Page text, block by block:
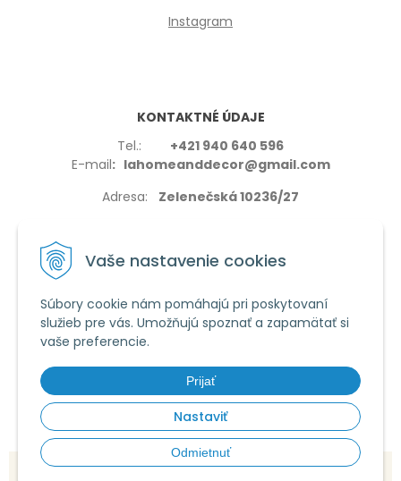
Vaše nastavenie cookies
Súbory cookie nám pomáhajú pri poskytovaní
služieb pre vás. Umožňujú spoznať a zapamätať si
vaše preferencie.
Prijať
Nastaviť
Odmietnuť
Instagram
KONTAKTNÉ ÚDAJE
Tel.: +421 940 640 596
E-mail: lahomeanddecor@gmail.com
Adresa: Zelenečská 10236/27
VŠETKO O NÁKUPE
Používanie cookies
Obchodné podmienky
© 2026 La home & decor •tvorba eshopu cez UNIobchod,webhosting